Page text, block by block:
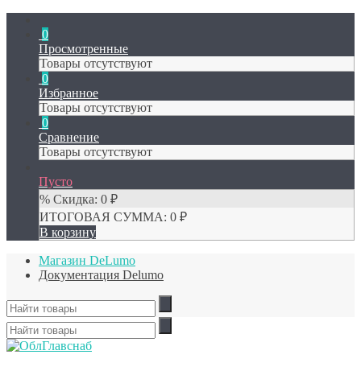
0
Просмотренные
Товары отсутствуют
0
Избранное
Товары отсутствуют
0
Сравнение
Товары отсутствуют
Пусто
% Скидка: 0 ₽
ИТОГОВАЯ СУММА: 0 ₽
В корзину
Магазин DeLumo
Документация Delumo